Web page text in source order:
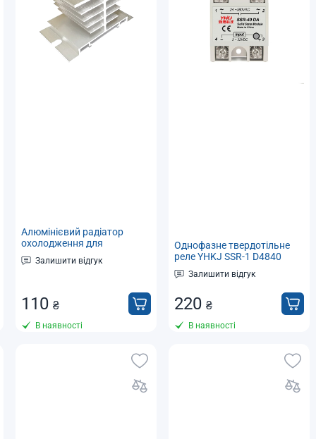
Алюмінієвий радіатор
охолодження для
твердотільних реле SSR
Залишити відгук
110 ₴
В наявності
Однофазне твердотільне
реле YHKJ SSR-1 D4840
аналог Fotek SSR-40DA тип
DC-ACЗалишити відгук
220 ₴
В наявності